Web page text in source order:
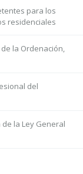
para los
residenciales
la Ordenación,
del
la Ley General